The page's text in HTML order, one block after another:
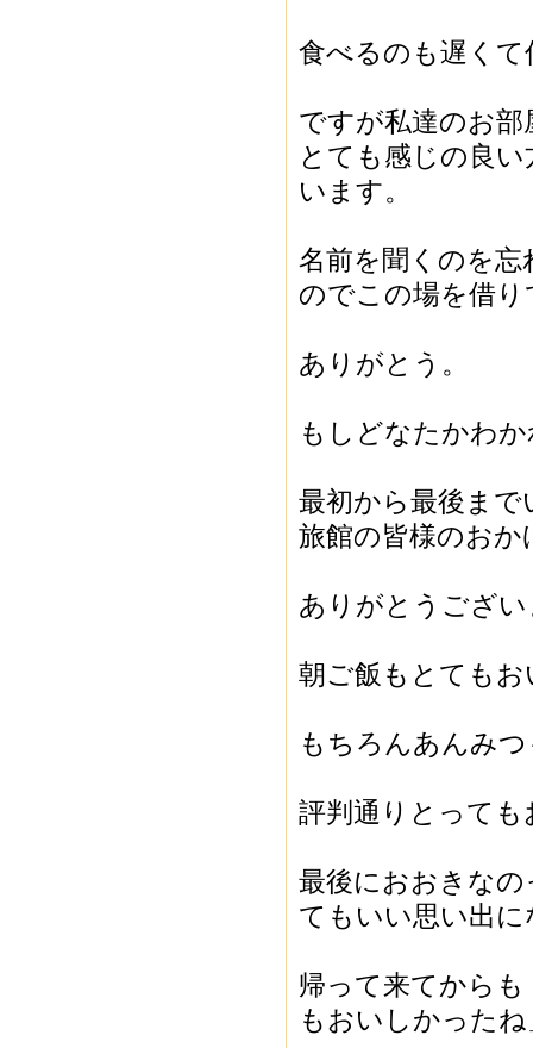
食べるのも遅く
ですが私達のお
とても感じの良
います。
名前を聞くのを
のでこの場を借
ありがとう。
もしどなたかわ
最初から最後ま
旅館の皆様のおか
ありがとうござ
朝ご飯もとても
もちろんあんみ
評判通りとって
最後におおきなの
てもいい思い出
帰って来てから
もおいしかった